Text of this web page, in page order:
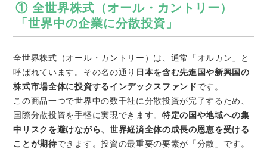
① 全世界株式（オール・カントリー）
「世界中の企業に分散投資」
全世界株式（オール・カントリー）は、通常「オルカン」と
呼ばれています。その名の通り 日本を含む先進国や新興国の
株式市場全体に投資するインデックスファンド です。
この商品一つで世界中の数千社に分散投資が完了するため、
国際分散投資を手軽に実現できます。 特定の国や地域への集
中リスクを避けながら、世界経済全体の成長の恩恵を受ける
ことが期待できます。投資の最重要の要素が「分散」です。